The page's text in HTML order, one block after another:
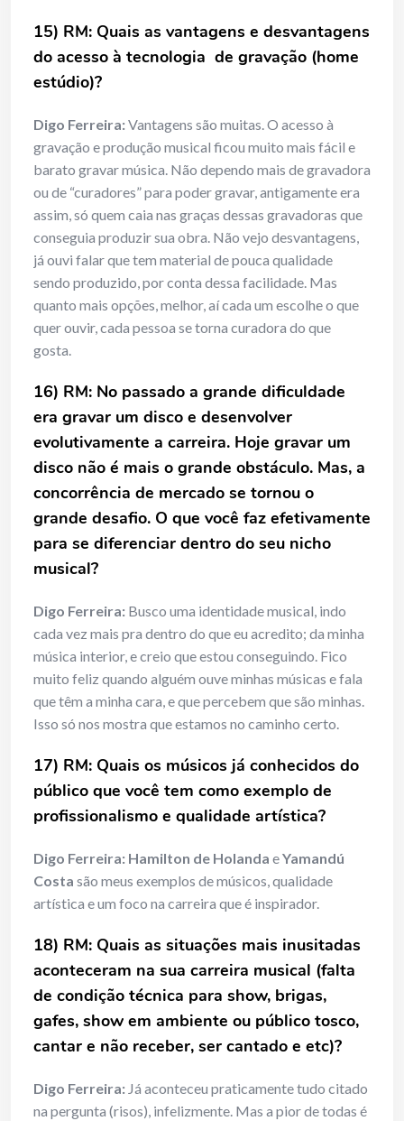
15) RM: Quais as vantagens e desvantagens
do acesso à tecnologia de gravação (home
estúdio)?
Digo Ferreira:Vantagens são muitas. O acesso à
gravação e produção musical ficou muito mais fácil e
barato gravar música. Não dependo mais de gravadora
ou de “curadores” para poder gravar, antigamente era
assim, só quem caia nas graças dessas gravadoras que
conseguia produzir sua obra. Não vejo desvantagens,
já ouvi falar que tem material de pouca qualidade
sendo produzido, por conta dessa facilidade. Mas
quanto mais opções, melhor, aí cada um escolhe o que
quer ouvir, cada pessoa se torna curadora do que
gosta.
16) RM: No passado a grande dificuldade
era gravar um disco e desenvolver
evolutivamente a carreira. Hoje gravar um
disco não é mais o grande obstáculo. Mas, a
concorrência de mercado se tornou o
grande desafio. O que você faz efetivamente
para se diferenciar dentro do seu nicho
musical?
Digo Ferreira: Busco uma identidade musical, indo
cada vez mais pra dentro do que eu acredito; da minha
música interior, e creio que estou conseguindo. Fico
muito feliz quando alguém ouve minhas músicas e fala
que têm a minha cara, e que percebem que são minhas.
Isso só nos mostra que estamos no caminho certo.
17) RM: Quais os músicos já conhecidos do
público que você tem como exemplo de
profissionalismo e qualidade artística?
Digo Ferreira: Hamilton de Holanda eYamandú
Costa são meus exemplos de músicos, qualidade
artística e um foco na carreira que é inspirador.
18) RM: Quais as situações mais inusitadas
aconteceram na sua carreira musical (falta
de condição técnica para show, brigas,
gafes, show em ambiente ou público tosco,
cantar e não receber, ser cantado e etc)?
Digo Ferreira: Já aconteceu praticamente tudo citado
na pergunta (risos), infelizmente. Mas a pior de todas é